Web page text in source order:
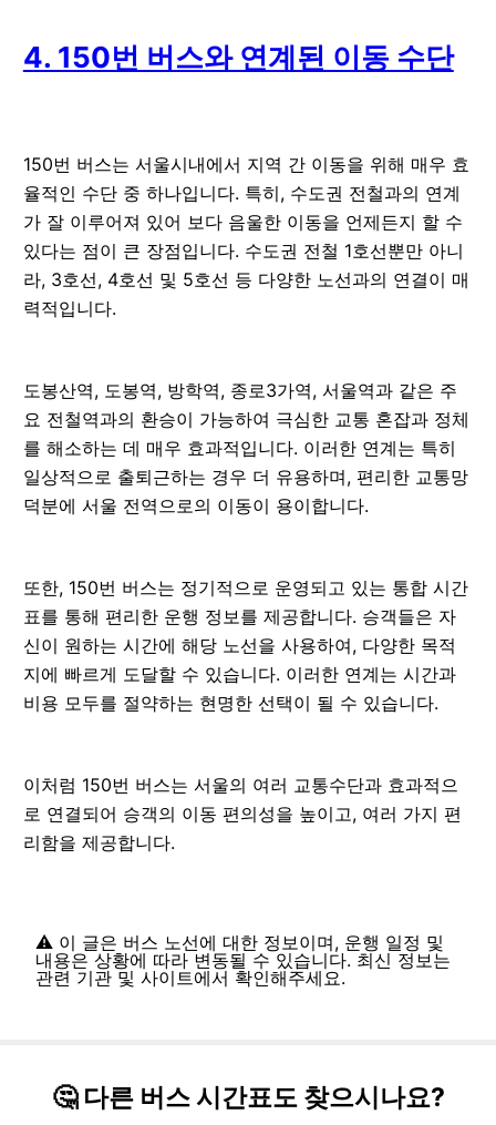
4. 150번 버스와 연계된 이동 수단
150번 버스는 서울시내에서 지역 간 이동을 위해 매우 효
율적인 수단 중 하나입니다. 특히, 수도권 전철과의 연계
가 잘 이루어져 있어 보다 음울한 이동을 언제든지 할 수
있다는 점이 큰 장점입니다. 수도권 전철 1호선뿐만 아니
라, 3호선, 4호선 및 5호선 등 다양한 노선과의 연결이 매
력적입니다.
도봉산역, 도봉역, 방학역, 종로3가역, 서울역과 같은 주
요 전철역과의 환승이 가능하여 극심한 교통 혼잡과 정체
를 해소하는 데 매우 효과적입니다. 이러한 연계는 특히
일상적으로 출퇴근하는 경우 더 유용하며, 편리한 교통망
덕분에 서울 전역으로의 이동이 용이합니다.
또한, 150번 버스는 정기적으로 운영되고 있는 통합 시간
표를 통해 편리한 운행 정보를 제공합니다. 승객들은 자
신이 원하는 시간에 해당 노선을 사용하여, 다양한 목적
지에 빠르게 도달할 수 있습니다. 이러한 연계는 시간과
비용 모두를 절약하는 현명한 선택이 될 수 있습니다.
이처럼 150번 버스는 서울의 여러 교통수단과 효과적으
로 연결되어 승객의 이동 편의성을 높이고, 여러 가지 편
리함을 제공합니다.
⚠️ 이 글은 버스 노선에 대한 정보이며, 운행 일정 및
내용은 상황에 따라 변동될 수 있습니다. 최신 정보는
관련 기관 및 사이트에서 확인해주세요.
🤔 다른 버스 시간표도 찾으시나요?